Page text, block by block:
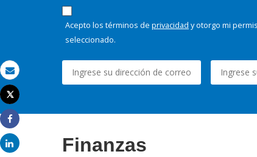
Correo electrónico
Imprimir
Tweet
Share
Share
Acepto los términos de privacidad y otorgo mi
seleccionado.
Finanzas